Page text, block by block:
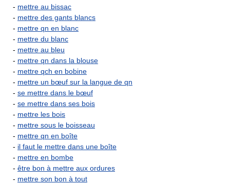
- mettre au bissac
- mettre des gants blancs
- mettre qn en blanc
- mettre du blanc
- mettre au bleu
- mettre qn dans la blouse
- mettre qch en bobine
- mettre un bœuf sur la langue de qn
- se mettre dans le bœuf
- se mettre dans ses bois
- mettre les bois
- mettre sous le boisseau
- mettre qn en boîte
- il faut le mettre dans une boîte
- mettre en bombe
- être bon à mettre aux ordures
- mettre son bon à tout